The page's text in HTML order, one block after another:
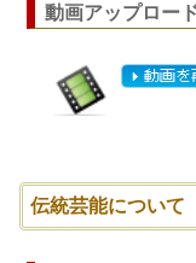
動画アップロー
伝統芸能について